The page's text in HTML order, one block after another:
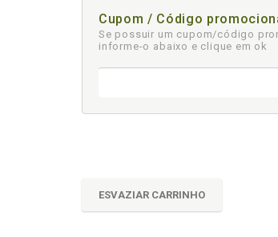
Cupom / Código
Se possuir um cupom/código
informe-o abaixo e clique em ok
ESVAZIAR CARRINHO